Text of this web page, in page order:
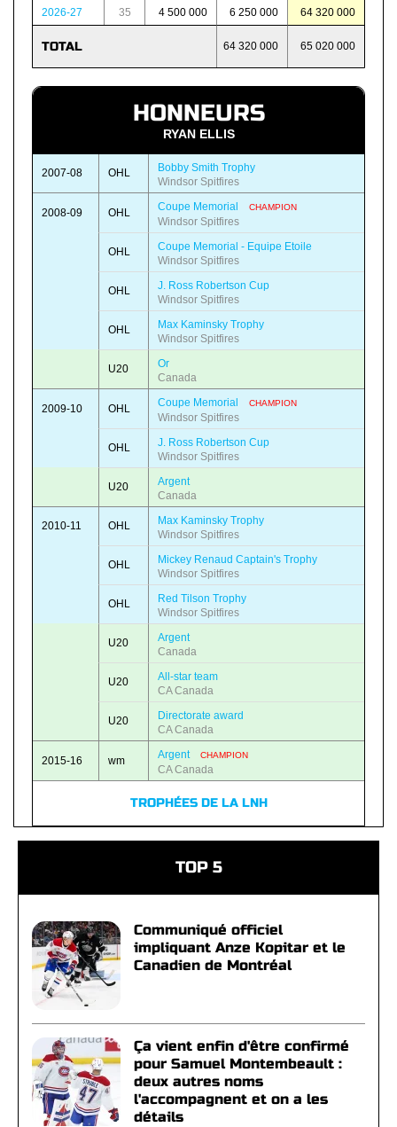
2026-27 35 4 500 000 6 250 000 64 320 000
TOTAL 64 320 000 65 020 000
HONNEURS
RYAN ELLIS
2007-08 OHL
Bobby Smith Trophy
Windsor Spitfires
2008-09 OHL Coupe Memorial CHAMPION
Windsor Spitfires
OHL
Coupe Memorial - Equipe Etoile
Windsor Spitfires
OHL
J. Ross Robertson Cup
Windsor Spitfires
OHL
Max Kaminsky Trophy
Windsor Spitfires
U20
Or
Canada
2009-10 OHL Coupe Memorial CHAMPION
Windsor Spitfires
OHL
J. Ross Robertson Cup
Windsor Spitfires
U20
Argent
Canada
2010-11 OHL
Max Kaminsky Trophy
Windsor Spitfires
OHL
Mickey Renaud Captain's Trophy
Windsor Spitfires
OHL
Red Tilson Trophy
Windsor Spitfires
U20
Argent
Canada
U20
All-star team
CA Canada
U20
Directorate award
CA Canada
2015-16 wm Argent CHAMPION
CA Canada
TROPHÉES DE LA LNH
TOP 5
Communiqué officiel
impliquant Anze Kopitar et le
Canadien de Montréal
Ça vient enfin d'être confirmé
pour Samuel Montembeault :
deux autres noms
l'accompagnent et on a les
détails